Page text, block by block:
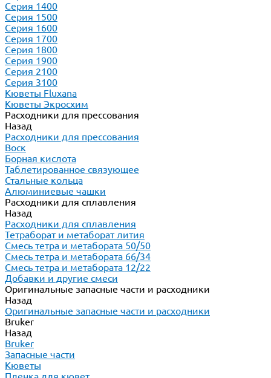
Серия 1400
Серия 1500
Серия 1600
Серия 1700
Серия 1800
Серия 1900
Серия 2100
Серия 3100
Кюветы Fluxana
Кюветы Экросхим
Расходники для прессования
Назад
Расходники для прессования
Воск
Борная кислота
Таблетированное связующее
Стальные кольца
Алюминиевые чашки
Расходники для сплавления
Назад
Расходники для сплавления
Тетраборат и метаборат лития
Смесь тетра и метабората 50/50
Смесь тетра и метабората 66/34
Смесь тетра и метабората 12/22
Добавки и другие смеси
Оригинальные запасные части и расходники
Назад
Оригинальные запасные части и расходники
Bruker
Назад
Bruker
Запасные части
Кюветы